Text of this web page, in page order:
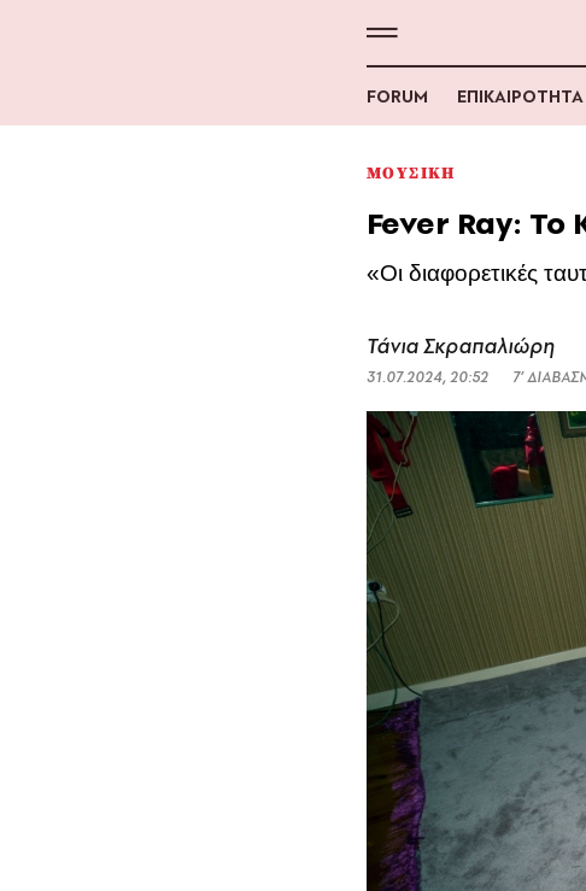
FORUM ΕΠΙΚΑΙΡΟΤΗΤΑ
ΜΟΥΣΙΚΗ
Fever Ray: Το
«Οι διαφορετικές
Τάνια Σκραπαλιώρη
31.07.2024, 20:52 7’